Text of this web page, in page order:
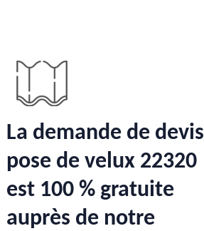
La demande de devis
pose de velux 22320
est 100 % gratuite
auprès de notre